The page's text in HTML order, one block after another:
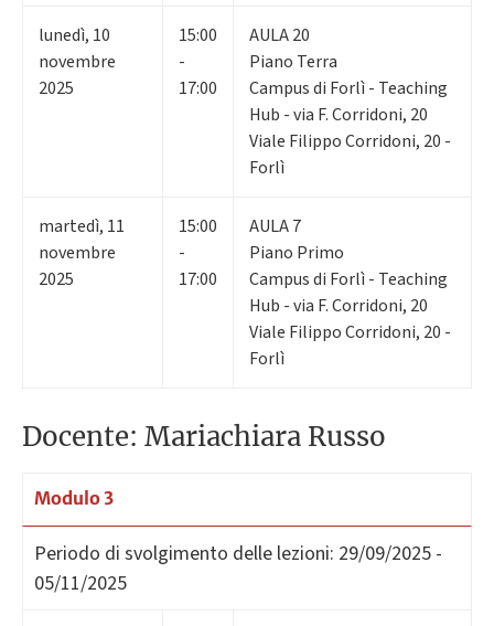
lunedì, 10
novembre
2025
15:00
-
17:00
AULA 20
Piano Terra
Campus di Forlì - Teaching
Hub - via F. Corridoni, 20
Viale Filippo Corridoni, 20 -
Forlì
martedì, 11
novembre
2025
15:00
-
17:00
AULA 7
Piano Primo
Campus di Forlì - Teaching
Hub - via F. Corridoni, 20
Viale Filippo Corridoni, 20 -
Forlì
Docente: Mariachiara Russo
Modulo 3
Periodo di svolgimento delle lezioni: 29/09/2025 -
05/11/2025